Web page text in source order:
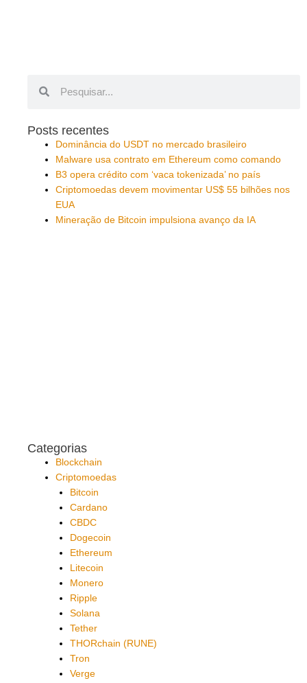
Posts recentes
Dominância do USDT no mercado brasileiro
Malware usa contrato em Ethereum como comando
B3 opera crédito com ‘vaca tokenizada’ no país
Criptomoedas devem movimentar US$ 55 bilhões nos
EUA
Mineração de Bitcoin impulsiona avanço da IA
Categorias
Blockchain
Criptomoedas
Bitcoin
Cardano
CBDC
Dogecoin
Ethereum
Litecoin
Monero
Ripple
Solana
Tether
THORchain (RUNE)
Tron
Verge